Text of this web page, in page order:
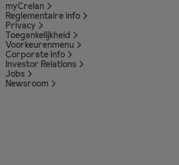
myCrelan
Reglementaire info
Privacy
Toegankelijkheid
Voorkeurenmenu
Corporate info
Investor Relations
Jobs
Newsroom